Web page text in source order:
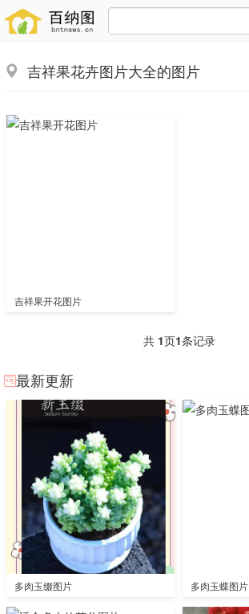
吉祥果花卉图片大全的图片
吉祥果开花图片
共 1页1条记录
最新更新
多肉玉缀图片 多肉玉蝶图片